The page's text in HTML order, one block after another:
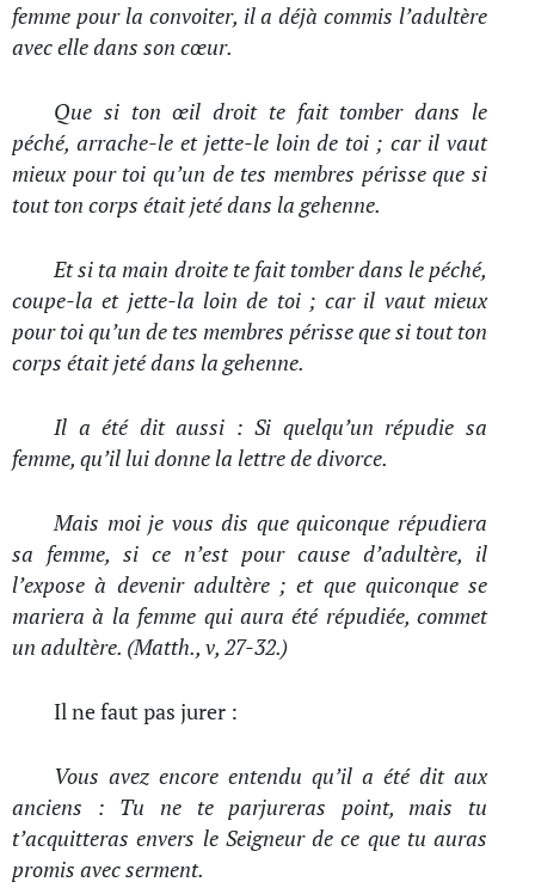
femme pour la convoiter, il a déjà commis l’adultère
avec elle dans son cœur.
Que si ton œil droit te fait tomber dans le
péché, arrache-le et jette-le loin de toi ; car il vaut
mieux pour toi qu’un de tes membres périsse que si
tout ton corps était jeté dans la gehenne.
Et si ta main droite te fait tomber dans le péché,
coupe-la et jette-la loin de toi ; car il vaut mieux
pour toi qu’un de tes membres périsse que si tout ton
corps était jeté dans la gehenne.
Il a été dit aussi : Si quelqu’un répudie sa
femme, qu’il lui donne la lettre de divorce.
Mais moi je vous dis que quiconque répudiera
sa femme, si ce n’est pour cause d’adultère, il
l’expose à devenir adultère ; et que quiconque se
mariera à la femme qui aura été répudiée, commet
un adultère. (Matth., v, 27-32.)
Il ne faut pas jurer :
Vous avez encore entendu qu’il a été dit aux
anciens : Tu ne te parjureras point, mais tu
t’acquitteras envers le Seigneur de ce que tu auras
promis avec serment.